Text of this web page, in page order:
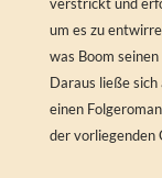
um es zu
was Boom
Daraus ließe
einen
der vorliegenden